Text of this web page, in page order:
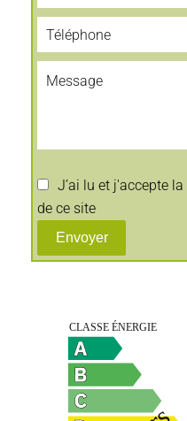
J’ai lu et j'accepte la
de ce site
Envoyer